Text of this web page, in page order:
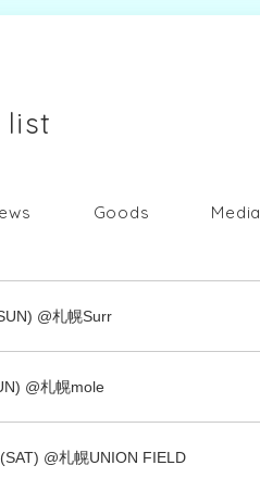
list
Goods Media
@札幌Surr
@札幌mole
@札幌UNION FIELD